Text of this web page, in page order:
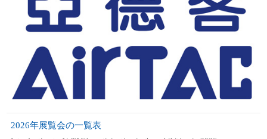
2026年展覧会の一覧表